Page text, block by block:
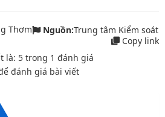
Thơm Nguồn:Trung tâm Kiểm soát
Copy link
là: 5 trong 1 đánh giá
đánh giá bài viết